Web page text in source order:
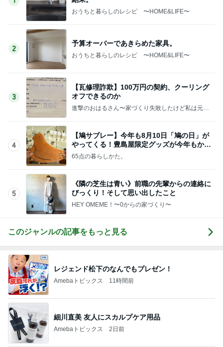
おうちと暮らしのレシピ 〜HOME&LIFE〜
2
予算オーバーであきらめた家具。
おうちと暮らしのレシピ 〜HOME&LIFE〜
3
【瓦修理詐欺】100万円の契約、クーリング
オフできるのか
進撃のおはるさん〜家づくり失敗したけど私は元気
4
【鳩サブレー】今年も8月10日「鳩の日」が
やってくる！豊島屋限定グッズが今年もかわ
いすぎる♡
65点の暮らしかた。
5
《隣の芝生は青い》前職の先輩からの連絡に
びっくり！そして思い出したこと
HEY OMEME！〜0からの家づくり〜
このジャンルの記事をもっと見る
レジェンド松下のなんでもプレゼン！
Amebaトピックス 11時間前
細川直美 友人にスカルプケア用品
Amebaトピックス 2日前